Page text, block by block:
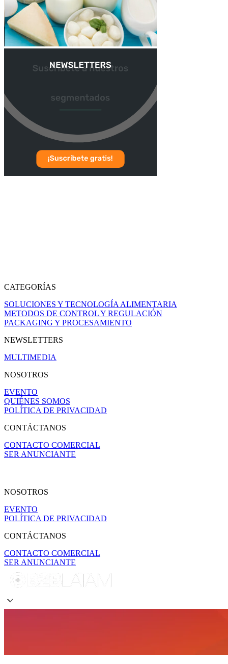
CATEGORÍAS
SOLUCIONES Y TECNOLOGÍA ALIMENTARIA
METODOS DE CONTROL Y REGULACIÓN
PACKAGING Y PROCESAMIENTO
NEWSLETTERS
MULTIMEDIA
NOSOTROS
EVENTO
QUIÉNES SOMOS
POLÍTICA DE PRIVACIDAD
CONTÁCTANOS
CONTACTO COMERCIAL
SER ANUNCIANTE
NOSOTROS
EVENTO
POLÍTICA DE PRIVACIDAD
CONTÁCTANOS
CONTACTO COMERCIAL
SER ANUNCIANTE